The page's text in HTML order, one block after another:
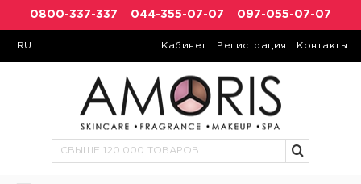
0800-337-337 044-355-07-07 097-055-07-07
RU Кабинет Регистрация Контакты